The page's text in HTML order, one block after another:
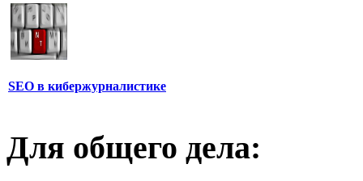
SEO в кибержурналистике
Для общего дела: